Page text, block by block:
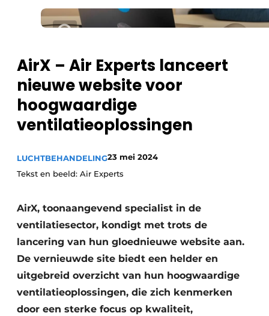
Meest gelezen
Podcasts
Privacy / Cookie statement
Vacature aanmelden
Vacatures
Panelgesprek
HVAC
Binnenklimaat
Ventilatie
Warmtepompen
AirX – Air Experts lanceert
nieuwe website voor
hoogwaardige
ventilatieoplossingen
LUCHTBEHANDELING23 mei 2024
Tekst en beeld: Air Experts
AirX, toonaangevend specialist in de
ventilatiesector, kondigt met trots de
lancering van hun gloednieuwe website aan.
De vernieuwde site biedt een helder en
uitgebreid overzicht van hun hoogwaardige
ventilatieoplossingen, die zich kenmerken
door een sterke focus op kwaliteit,